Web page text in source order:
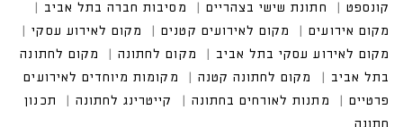
קונספט
חתונת שישי בצהריים
מסיבות חברה בתל אביב
מקום אירועים
מקום לאירועים קטנים
מקום לאירוע עסקי
מקום לאירוע עסקי בתל אביב
מקום לחתונה
מקום לחתונה
בתל אביב
מקום לחתונה קטנה
מקומות מיוחדים לאירועים
פרטיים
מתנות לאורחים בחתונה קייטרינג לחתונה
תכנון
חתונה